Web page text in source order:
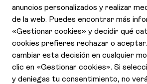
Declaración de Accesibilidad
Aviso de Privacidad
Cookies
Contrato y condiciones generales
Quienes somos